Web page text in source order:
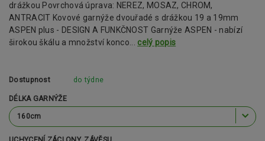
drážkou Povrchová úprava: NEREZ, MOSAZ, CHROM,
ANTRACIT Kovové garnýže dvouřadé s drážkou 19 a 19mm
ASPEN plus - DESIGN A FUNKČNOST Garnýže ASPEN - nabízí
širokou škálu a množství konco... celý popis
Dostupnost do týdne
DÉLKA GARNÝŽE